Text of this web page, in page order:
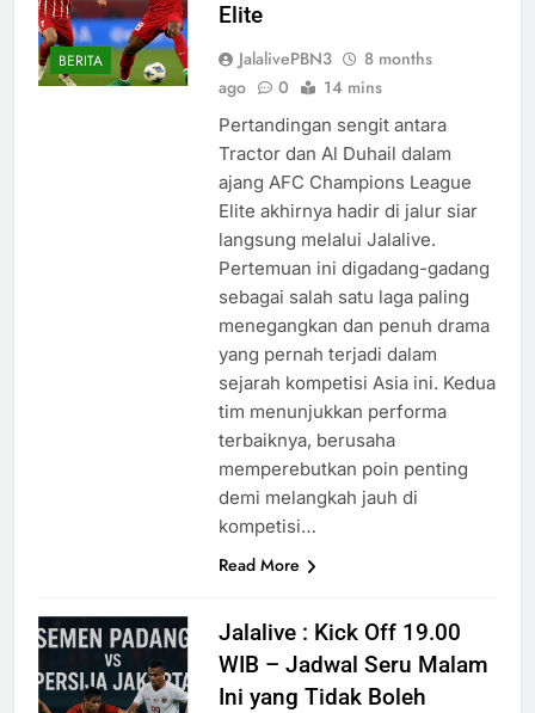
BERITA
Elite
JalalivePBN3
8 months
ago
0 14 mins
Pertandingan sengit antara
Tractor dan Al Duhail dalam
ajang AFC Champions League
Elite akhirnya hadir di jalur siar
langsung melalui Jalalive.
Pertemuan ini digadang-gadang
sebagai salah satu laga paling
menegangkan dan penuh drama
yang pernah terjadi dalam
sejarah kompetisi Asia ini. Kedua
tim menunjukkan performa
terbaiknya, berusaha
memperebutkan poin penting
demi melangkah jauh di
kompetisi…
Read More
Jalalive : Kick Off 19.00
WIB – Jadwal Seru Malam
Ini yang Tidak Boleh